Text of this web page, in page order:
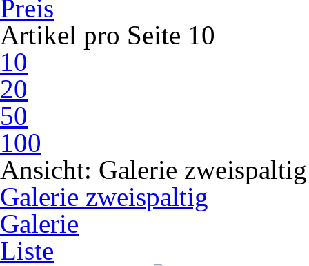
Preis
Artikel pro Seite 10
10
20
50
100
Ansicht: Galerie zweispaltig
Galerie zweispaltig
Galerie
Liste